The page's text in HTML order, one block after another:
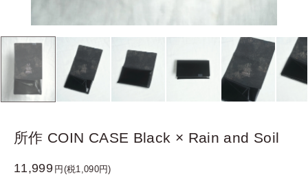
所作 COIN CASE Black × Rain and Soil
11,999 円(税1,090円)